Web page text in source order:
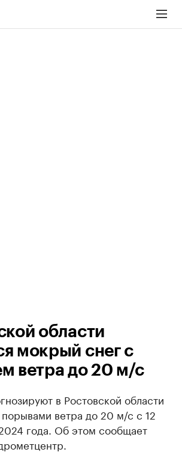
области
мокрый снег с
ветра до 20 м/с
в Ростовской области
ветра до 20 м/с с 12
года. Об этом сообщает